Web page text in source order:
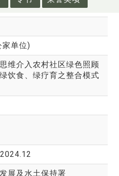
家单位)
维介入农村社区绿色照顾
饮食、绿疗育之整合模式
展及水土保持署